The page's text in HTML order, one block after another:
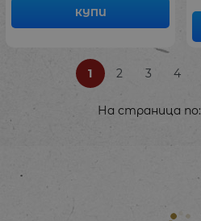
КУПИ
1 2 3 4
На страница по: